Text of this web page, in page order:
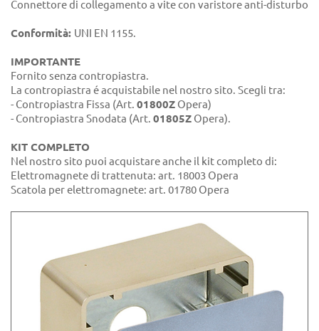
Connettore di collegamento a vite con varistore anti-disturbo
Conformità: UNI EN 1155.
IMPORTANTE
Fornito senza contropiastra.
La contropiastra é acquistabile nel nostro sito. Scegli tra:
- Contropiastra Fissa (Art. 01800Z Opera)
- Contropiastra Snodata (Art. 01805Z Opera).
KIT COMPLETO
Nel nostro sito puoi acquistare anche il kit completo di:
Elettromagnete di trattenuta: art. 18003 Opera
Scatola per elettromagnete: art. 01780 Opera